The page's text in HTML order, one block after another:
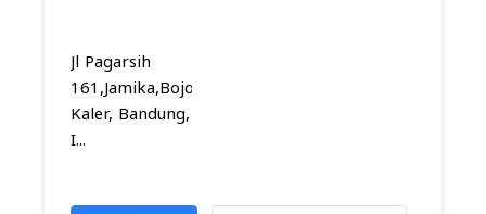
Jl Pagarsih
161,Jamika,Bojongloa
Kaler, Bandung,
I...